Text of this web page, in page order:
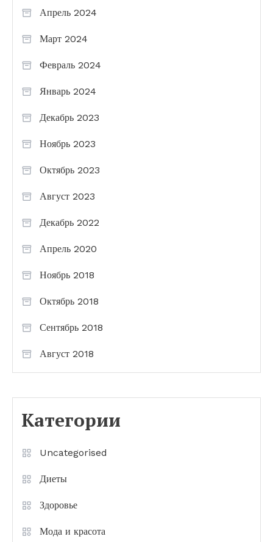
Апрель 2024
Март 2024
Февраль 2024
Январь 2024
Декабрь 2023
Ноябрь 2023
Октябрь 2023
Август 2023
Декабрь 2022
Апрель 2020
Ноябрь 2018
Октябрь 2018
Сентябрь 2018
Август 2018
Категории
Uncategorised
Диеты
Здоровье
Мода и красота